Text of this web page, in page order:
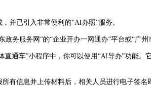
已引入非常便利的“AI办照”服务。
服务网”的“企业开办一网通办”平台或“广州
车”小程序中，你可以使用“AI导办”功能。
信息并上传材料后，相关人员进行电子签名